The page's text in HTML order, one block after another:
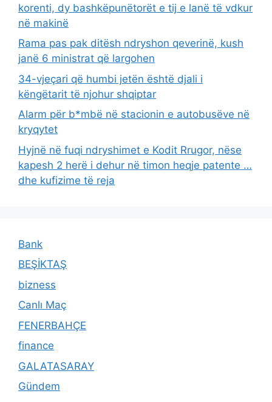
korenti, dy bashkëpunëtorët e tij e lanë të vdkur
në makinë
Rama pas pak ditësh ndryshon qeverinë, kush
janë 6 ministrat që largohen
34-vjeçari që humbi jetën është djali i
këngëtarit të njohur shqiptar
Alarm për b*mbë në stacionin e autobusëve në
kryqytet
Hyjnë në fuqi ndryshimet e Kodit Rrugor, nëse
kapesh 2 herë i dehur në timon heqje patente …
dhe kufizime të reja
Bank
BEŞİKTAŞ
bizness
Canlı Maç
FENERBAHÇE
finance
GALATASARAY
Gündem